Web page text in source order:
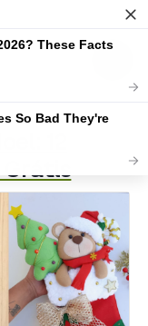
12
Grátis